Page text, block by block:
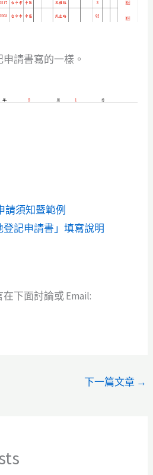
請書寫的一樣。
請須知暨範例
記申請書」填寫說明
下面討論或 Email:
下一篇文章 →